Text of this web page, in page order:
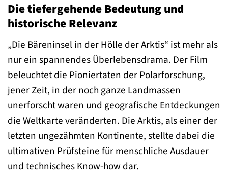
Die tiefergehende Bedeutung und
historische Relevanz
„Die Bäreninsel in der Hölle der Arktis“ ist mehr als
nur ein spannendes Überlebensdrama. Der Film
beleuchtet die Pioniertaten der Polarforschung,
jener Zeit, in der noch ganze Landmassen
unerforscht waren und geografische Entdeckungen
die Weltkarte veränderten. Die Arktis, als einer der
letzten ungezähmten Kontinente, stellte dabei die
ultimativen Prüfsteine für menschliche Ausdauer
und technisches Know-how dar.